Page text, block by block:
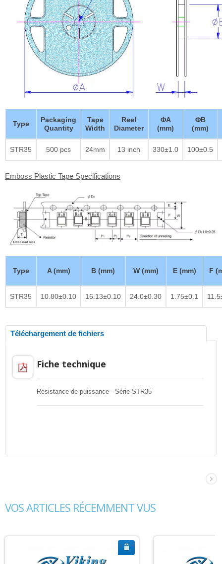
Type
Packaging
Quantity
Tape
Width
Reel
Diameter
ΦA
(mm)
ΦB
(mm)
STR35 500 pcs 24mm 13 inch 330±1.0 100±0.5
Emboss Plastic Tape Specifications
Type A (mm) B (mm) W (mm) E (mm) F
STR35 10.80±0.10 16.13±0.10 24.0±0.30 1.75±0.1
Téléchargement de fichiers
Fiche technique
Résistance de puissance - Série STR35
VOS ARTICLES RÉCEMMENT VUS